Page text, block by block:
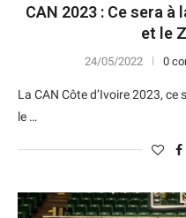
CAN 2023 : Ce sera
et le
24/05/2022 0
La CAN Côte d’Ivoire 2023,
le …